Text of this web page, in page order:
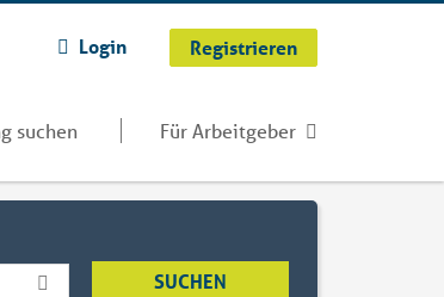
Login Registrieren
suchen Für Arbeitgeber